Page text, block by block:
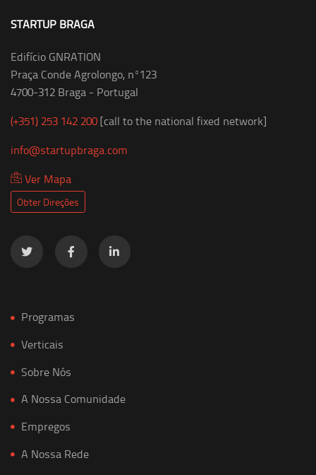
STARTUP BRAGA
Edifício GNRATION
Praça Conde Agrolongo, nº123
4700-312 Braga - Portugal
(+351) 253 142 200[call to the national fixed network]
info@startupbraga.com
Ver Mapa
Obter Direções
Programas
Verticais
Sobre Nós
A Nossa Comunidade
Empregos
A Nossa Rede